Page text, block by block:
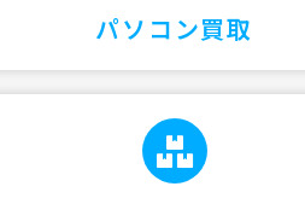
パソコン買取